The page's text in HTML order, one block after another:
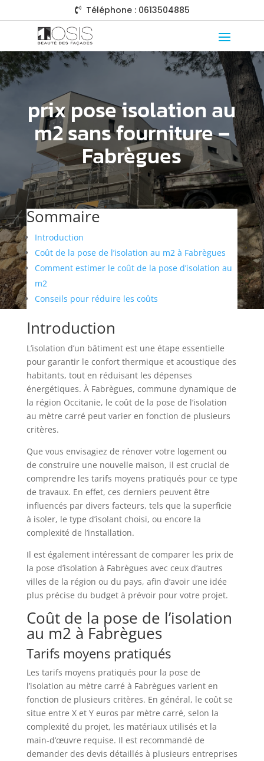
 Téléphone : 0613504885
prix pose isolation au
m2 sans fourniture –
Fabrègues
Sommaire
Introduction
Coût de la pose de l’isolation au m2 à Fabrègues
Comment estimer le coût de la pose d’isolation au
m2
Conseils pour réduire les coûts
Introduction
L’isolation d’un bâtiment est une étape essentielle
pour garantir le confort thermique et acoustique des
habitants, tout en réduisant les dépenses
énergétiques. À Fabrègues, commune dynamique de
la région Occitanie, le coût de la pose de l’isolation
au mètre carré peut varier en fonction de plusieurs
critères.
Que vous envisagiez de rénover votre logement ou
de construire une nouvelle maison, il est crucial de
comprendre les tarifs moyens pratiqués pour ce type
de travaux. En effet, ces derniers peuvent être
influencés par divers facteurs, tels que la superficie
à isoler, le type d’isolant choisi, ou encore la
complexité de l’installation.
Il est également intéressant de comparer les prix de
la pose d’isolation à Fabrègues avec ceux d’autres
villes de la région ou du pays, afin d’avoir une idée
plus précise du budget à prévoir pour votre projet.
Coût de la pose de l’isolation
au m2 à Fabrègues
Tarifs moyens pratiqués
Les tarifs moyens pratiqués pour la pose de
l’isolation au mètre carré à Fabrègues varient en
fonction de plusieurs critères. En général, le coût se
situe entre X et Y euros par mètre carré, selon la
complexité du projet, les matériaux utilisés et la
main-d’œuvre requise. Il est recommandé de
demander des devis détaillés à plusieurs entreprises